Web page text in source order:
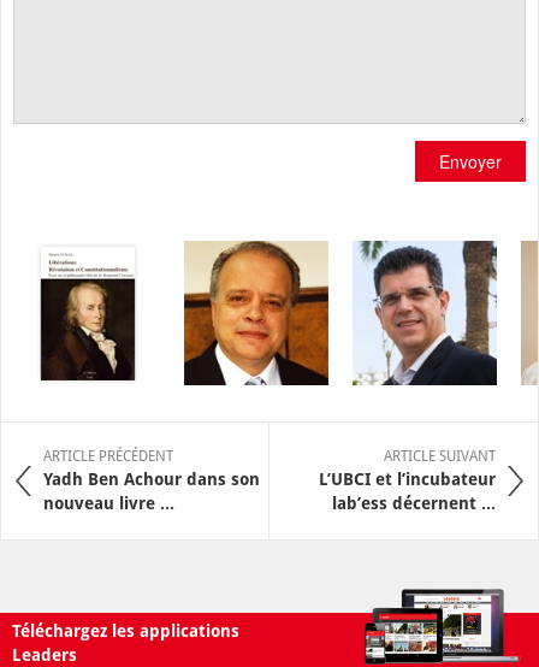
Envoyer
ARTICLE PRÉCÉDENT
Yadh Ben Achour dans son
nouveau livre ...
ARTICLE SUIVANT
L’UBCI et l’incubateur
lab’ess décernent ...
Téléchargez les applications
Leaders